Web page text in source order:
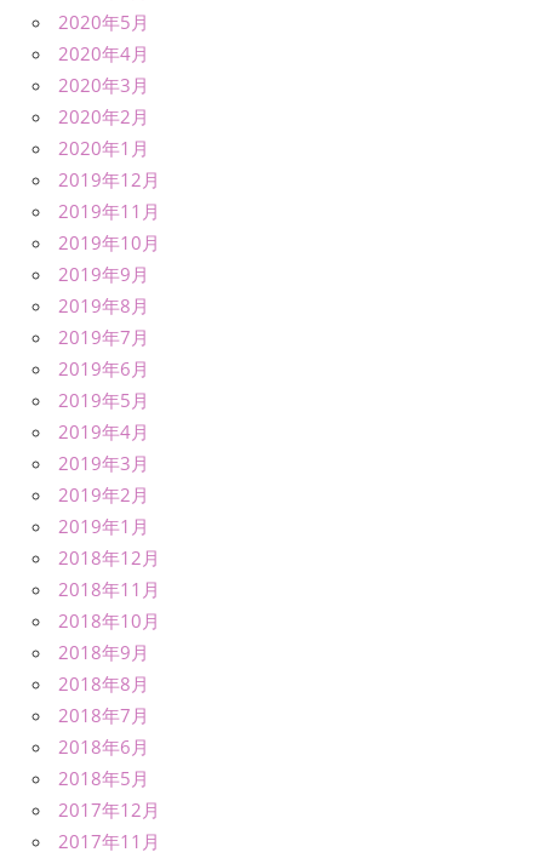
2020年5月
2020年4月
2020年3月
2020年2月
2020年1月
2019年12月
2019年11月
2019年10月
2019年9月
2019年8月
2019年7月
2019年6月
2019年5月
2019年4月
2019年3月
2019年2月
2019年1月
2018年12月
2018年11月
2018年10月
2018年9月
2018年8月
2018年7月
2018年6月
2018年5月
2017年12月
2017年11月